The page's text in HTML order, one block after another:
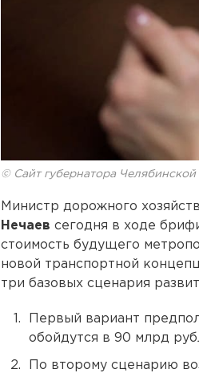
© Сайт губернатора Челябинской
Министр дорожного
Нечаев сегодня в ходе
стоимость будущего
новой транспортной
три базовых сценария
Первый вариант
обойдутся в 90 млрд
По второму сценарию